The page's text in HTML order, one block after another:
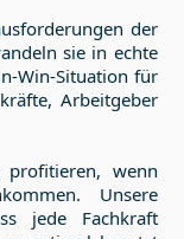
der
sie in echte
Win-Situation für
Arbeitgeber
wenn
Unsere
jede Fachkraft